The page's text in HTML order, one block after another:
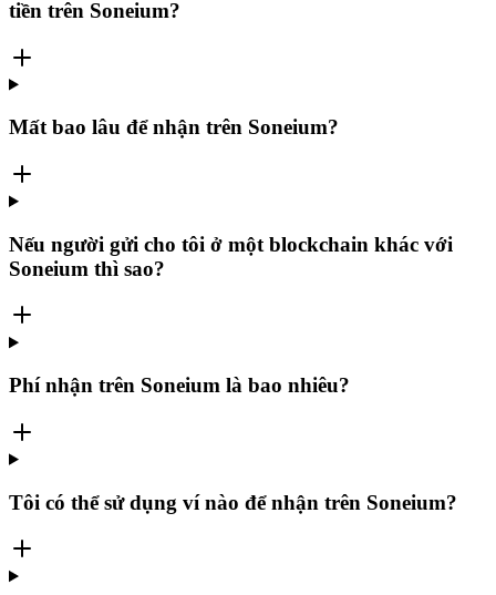
tiền trên Soneium?
Mất bao lâu để nhận trên Soneium?
Nếu người gửi cho tôi ở một blockchain khác với
Soneium thì sao?
Phí nhận trên Soneium là bao nhiêu?
Tôi có thể sử dụng ví nào để nhận trên Soneium?